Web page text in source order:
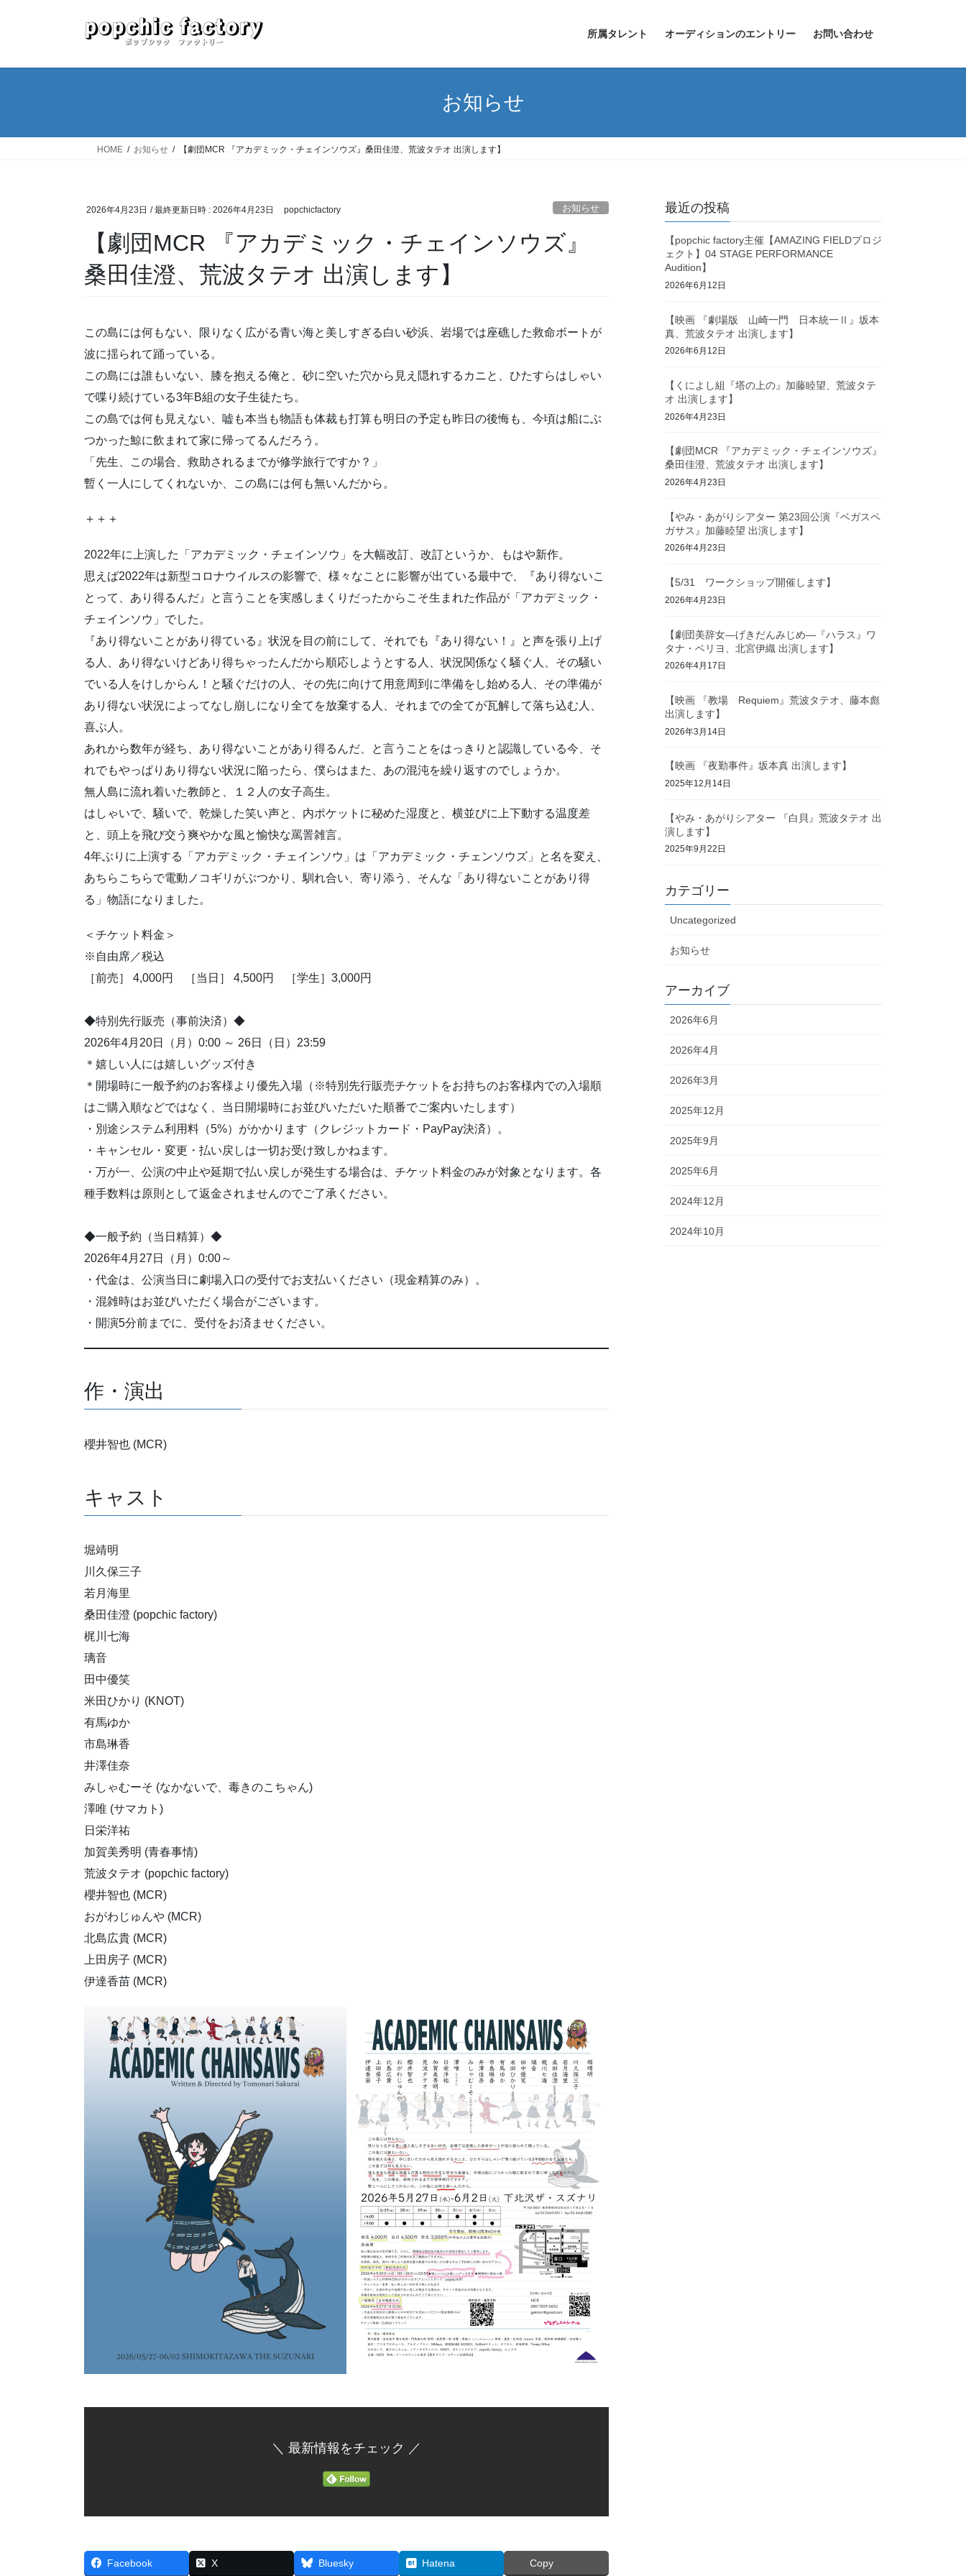
所属タレント オーディションのエントリー お問い合わせ
お知らせ
HOME お知らせ 【劇団MCR 『アカデミック・チェインソウズ』桑田佳澄、荒波タテオ 出演します】
2026年4月23日 / 最終更新日時 : 2026年4月23日 popchicfactory お知らせ
【劇団MCR 『アカデミック・チェインソウズ』
桑田佳澄、荒波タテオ 出演します】
この島には何もない、限りなく広がる青い海と美しすぎる白い砂浜、岩場では座礁した救命ボートが
波に揺られて踊っている。
この島には誰もいない、膝を抱える俺と、砂に空いた穴から見え隠れするカニと、ひたすらはしゃい
で喋り続けている3年B組の女子生徒たち。
この島では何も見えない、嘘も本当も物語も体裁も打算も明日の予定も昨日の後悔も、今頃は船にぶ
つかった鯨に飲まれて家に帰ってるんだろう。
「先生、この場合、救助されるまでが修学旅行ですか？」
暫く一人にしてくれないか、この島には何も無いんだから。
＋＋＋
2022年に上演した「アカデミック・チェインソウ」を大幅改訂、改訂というか、もはや新作。
思えば2022年は新型コロナウイルスの影響で、様々なことに影響が出ている最中で、『あり得ないこ
とって、あり得るんだ』と言うことを実感しまくりだったからこそ生まれた作品が「アカデミック・
チェインソウ」でした。
『あり得ないことがあり得ている』状況を目の前にして、それでも『あり得ない！』と声を張り上げ
る人、あり得ないけどあり得ちゃったんだから順応しようとする人、状況関係なく騒ぐ人、その騒い
でいる人をけしからん！と騒ぐだけの人、その先に向けて用意周到に準備をし始める人、その準備が
あり得ない状況によってなし崩しになり全てを放棄する人、それまでの全てが瓦解して落ち込む人、
喜ぶ人。
あれから数年が経ち、あり得ないことがあり得るんだ、と言うことをはっきりと認識している今、そ
れでもやっぱりあり得ない状況に陥ったら、僕らはまた、あの混沌を繰り返すのでしょうか。
無人島に流れ着いた教師と、１２人の女子高生。
はしゃいで、騒いで、乾燥した笑い声と、内ポケットに秘めた湿度と、横並びに上下動する温度差
と、頭上を飛び交う爽やかな風と愉快な罵詈雑言。
4年ぶりに上演する「アカデミック・チェインソウ」は「アカデミック・チェンソウズ」と名を変え、
あちらこちらで電動ノコギリがぶつかり、馴れ合い、寄り添う、そんな「あり得ないことがあり得
る」物語になりました。
＜チケット料金＞
※自由席／税込
［前売］ 4,000円 ［当日］ 4,500円 ［学生］3,000円
◆特別先行販売（事前決済）◆
2026年4月20日（月）0:00 ～ 26日（日）23:59
＊嬉しい人には嬉しいグッズ付き
＊開場時に一般予約のお客様より優先入場（※特別先行販売チケットをお持ちのお客様内での入場順
はご購入順などではなく、当日開場時にお並びいただいた順番でご案内いたします）
・別途システム利用料（5%）がかかります（クレジットカード・PayPay決済）。
・キャンセル・変更・払い戻しは一切お受け致しかねます。
・万が一、公演の中止や延期で払い戻しが発生する場合は、チケット料金のみが対象となります。各
種手数料は原則として返金されませんのでご了承ください。
◆一般予約（当日精算）◆
2026年4月27日（月）0:00～
・代金は、公演当日に劇場入口の受付でお支払いください（現金精算のみ）。
・混雑時はお並びいただく場合がございます。
・開演5分前までに、受付をお済ませください。
作・演出
櫻井智也 (MCR)
キャスト
堀靖明
川久保三子
若月海里
桑田佳澄 (popchic factory)
梶川七海
璃音
田中優笑
米田ひかり (KNOT)
有馬ゆか
市島琳香
井澤佳奈
みしゃむーそ (なかないで、毒きのこちゃん)
澤唯 (サマカト)
日栄洋祐
加賀美秀明 (青春事情)
荒波タテオ (popchic factory)
櫻井智也 (MCR)
おがわじゅんや (MCR)
北島広貴 (MCR)
上田房子 (MCR)
伊達香苗 (MCR)
＼ 最新情報をチェック ／
Facebook X Bluesky Hatena Copy
最近の投稿
【popchic factory主催【AMAZING FIELDプロジ
ェクト】04 STAGE PERFORMANCE
Audition】
2026年6月12日
【映画 『劇場版 山崎一門 日本統一Ⅱ』坂本
真、荒波タテオ 出演します】
2026年6月12日
【くによし組『塔の上の』加藤睦望、荒波タテ
オ 出演します】
2026年4月23日
【劇団MCR 『アカデミック・チェインソウズ』
桑田佳澄、荒波タテオ 出演します】
2026年4月23日
【やみ・あがりシアター 第23回公演『ベガスペ
ガサス』加藤睦望 出演します】
2026年4月23日
【5/31 ワークショップ開催します】
2026年4月23日
【劇団美辞女—げきだんみじめ—『ハラス』ワ
タナ・ベリヨ、北宮伊織 出演します】
2026年4月17日
【映画 『教場 Requiem』荒波タテオ、藤本彪
出演します】
2026年3月14日
【映画 『夜勤事件』坂本真 出演します】
2025年12月14日
【やみ・あがりシアター 『白貝』荒波タテオ 出
演します】
2025年9月22日
カテゴリー
Uncategorized
お知らせ
アーカイブ
2026年6月
2026年4月
2026年3月
2025年12月
2025年9月
2025年6月
2024年12月
2024年10月